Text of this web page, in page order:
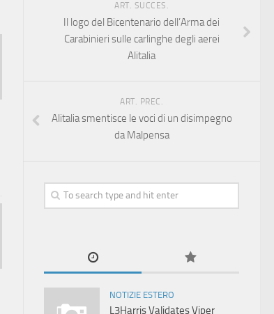
ART. SUCCES.
Il logo del Bicentenario dell’Arma dei
Carabinieri sulle carlinghe degli aerei
Alitalia
ART. PREC.
Alitalia smentisce le voci di un disimpegno
da Malpensa
NOTIZIE ESTERO
L3Harris Validates Viper